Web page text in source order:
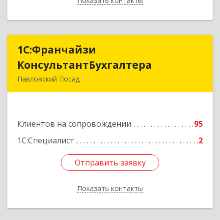
1С:Франчайзи
КонсультантБухгалтера
Павловский Посад
Клиентов на сопровождении
95
1С:Специалист
2
Отправить заявку
Показать контакты
КонсультантБухгалтера
Подробнее
Отправить заявку
Назад